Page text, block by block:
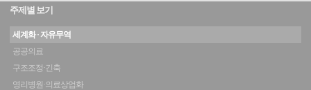
주제별 보기
세계화 · 자유무역
공공의료
구조조정·긴축
영리병원·의료상업화